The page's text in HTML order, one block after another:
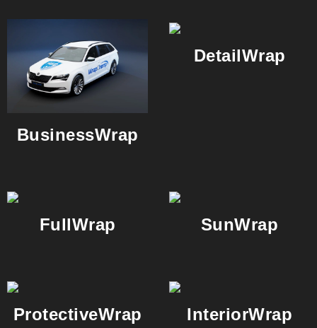
Business­­Wrap
Detail­Wrap
Full­­Wrap Sun­­Wrap
Protective­Wrap Interior­Wrap